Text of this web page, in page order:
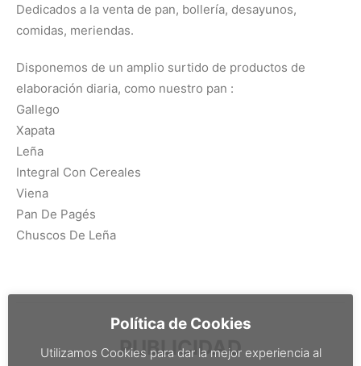
Dedicados a la venta de pan, bollería, desayunos,
comidas, meriendas.
Disponemos de un amplio surtido de productos de
elaboración diaria, como nuestro pan :
Gallego
Xapata
Leña
Integral Con Cereales
Viena
Pan De Pagés
Chuscos De Leña
PUBLICIDAD
Política de Cookies
Utilizamos Cookies para dar la mejor experiencia al